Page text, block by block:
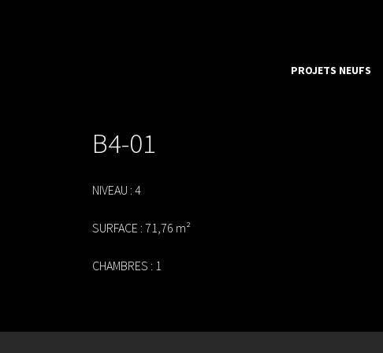
PROJETS NEUFS
B4-01
NIVEAU : 4
SURFACE : 71,76 m²
CHAMBRES : 1